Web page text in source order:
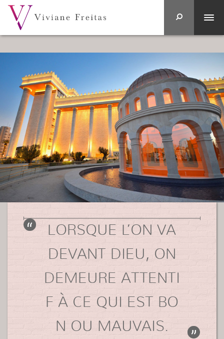
LORSQUE L’ON VA
DEVANT DIEU, ON
DEMEURE ATTENTI
F À CE QUI EST BO
N OU MAUVAIS.